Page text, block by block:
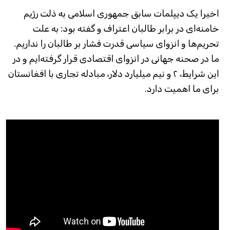
اخیرا یک دیپلمات سابق جمهوری اسلامی به ذلت رژیم
خامنه‌ای در برابر طالبان اعتراف و گفته بود: به علت
تحریم‌ها و انزوای سیاسی قدرت فشار بر طالبان را نداریم.
ما در صحنه جهانی در انزوای اقتصادی قرار گرفته‌ایم و در
این شرایط، ۲ و نیم میلیارد دلار، مبادله تجاری با افغانستان
برای ما اهمیت دارد.